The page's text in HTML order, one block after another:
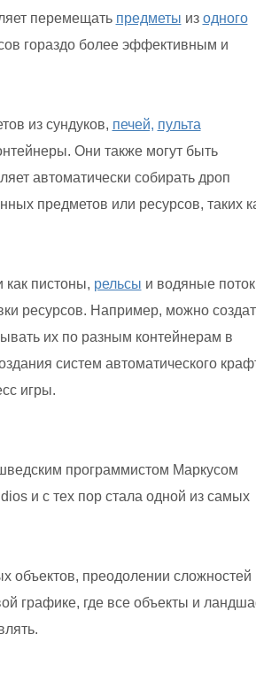
перемещать предметы из одного
гораздо более эффективным и
из сундуков, печей, пульта
Они также могут быть
автоматически собирать дроп
предметов или ресурсов, таких
пистоны, рельсы и водяные
ресурсов. Например, можно
их по разным контейнерам в
систем автоматического
игры.
программистом Маркусом
и с тех пор стала одной из самых
объектов, преодолении сложностей
графике, где все объекты и